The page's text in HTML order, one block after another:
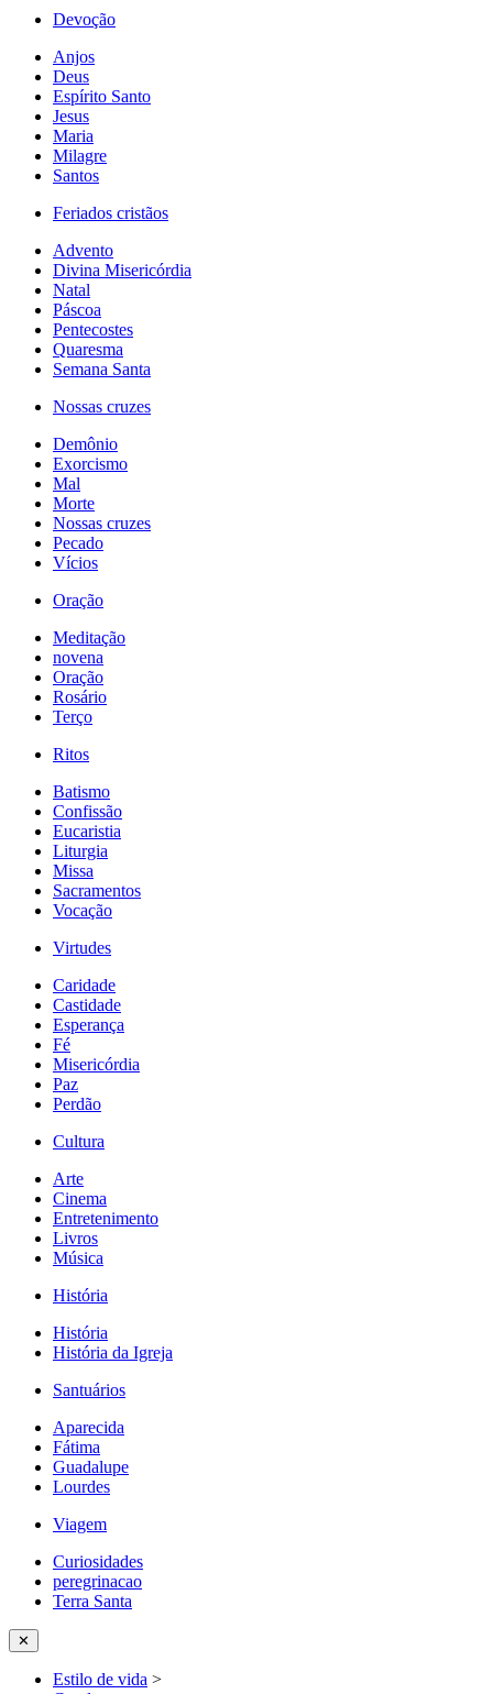
Devoção
Anjos
Deus
Espírito Santo
Jesus
Maria
Milagre
Santos
Feriados cristãos
Advento
Divina Misericórdia
Natal
Páscoa
Pentecostes
Quaresma
Semana Santa
Nossas cruzes
Demônio
Exorcismo
Mal
Morte
Nossas cruzes
Pecado
Vícios
Oração
Meditação
novena
Oração
Rosário
Terço
Ritos
Batismo
Confissão
Eucaristia
Liturgia
Missa
Sacramentos
Vocação
Virtudes
Caridade
Castidade
Esperança
Fé
Misericórdia
Paz
Perdão
Cultura
Arte
Cinema
Entretenimento
Livros
Música
História
História
História da Igreja
Santuários
Aparecida
Fátima
Guadalupe
Lourdes
Viagem
Curiosidades
peregrinacao
Terra Santa
✕
Estilo de vida >